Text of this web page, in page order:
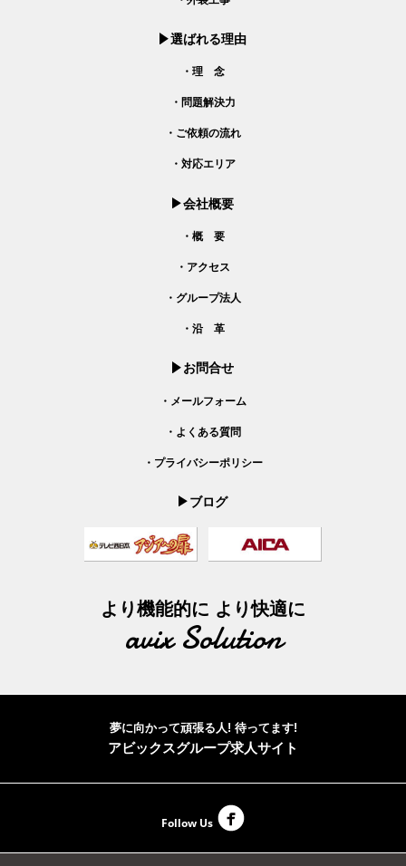
選ばれる理由
・理 念
・問題解決力
・ご依頼の流れ
・対応エリア
会社概要
・概 要
・アクセス
・グループ法人
・沿 革
お問合せ
・メールフォーム
・よくある質問
・プライバシーポリシー
ブログ
より機能的に より快適に
avix Solution
夢に向かって頑張る人! 待ってます!
アビックスグループ求人サイト
Follow Us